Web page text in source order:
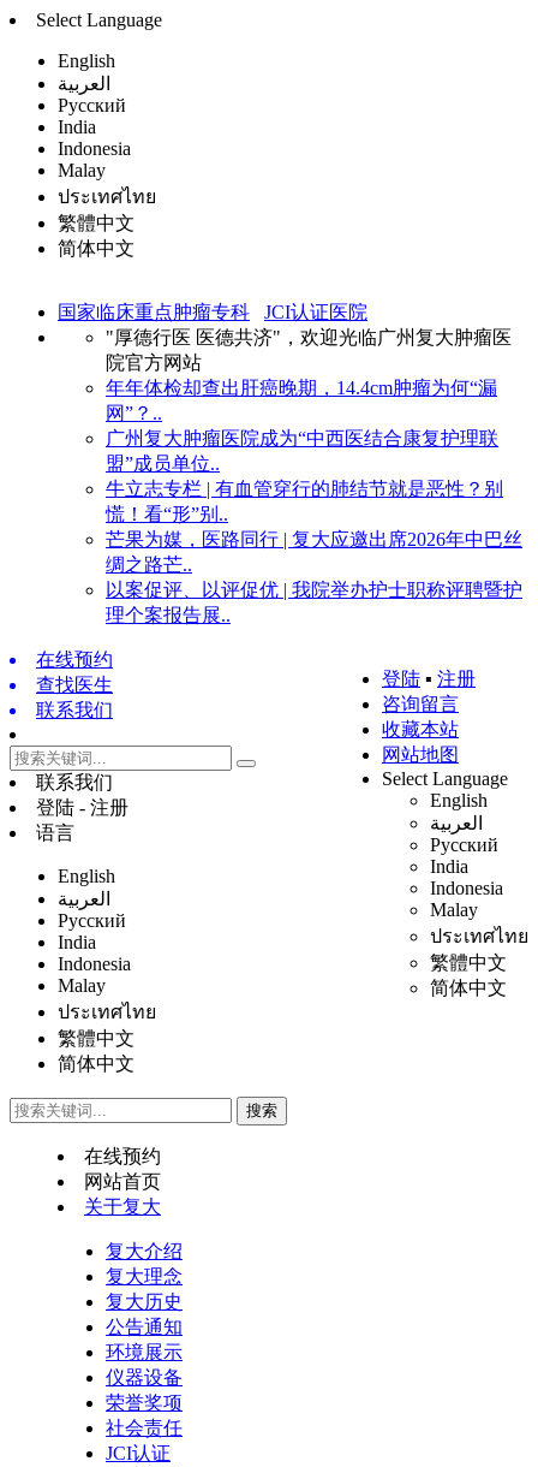
Select Language
English
العربية
Русский
India
Indonesia
Malay
ประเทศไทย
繁體中文
简体中文
国家临床重点肿瘤专科
JCI认证医院
"厚德行医 医德共济"，欢迎光临广州复大肿瘤医
院官方网站
年年体检却查出肝癌晚期，14.4cm肿瘤为何“漏
网”？..
广州复大肿瘤医院成为“中西医结合康复护理联
盟”成员单位..
牛立志专栏 | 有血管穿行的肺结节就是恶性？别
慌！看“形”别..
芒果为媒，医路同行 | 复大应邀出席2026年中巴丝
绸之路芒..
以案促评、以评促优 | 我院举办护士职称评聘暨护
理个案报告展..
登陆 ▪ 注册
咨询留言
收藏本站
网站地图
Select Language
English
العربية
Русский
India
Indonesia
Malay
ประเทศไทย
繁體中文
简体中文
在线预约
查找医生
联系我们
联系我们
登陆 - 注册
语言
English
العربية
Русский
India
Indonesia
Malay
ประเทศไทย
繁體中文
简体中文
在线预约
网站首页
关于复大
复大介绍
复大理念
复大历史
公告通知
环境展示
仪器设备
荣誉奖项
社会责任
JCI认证